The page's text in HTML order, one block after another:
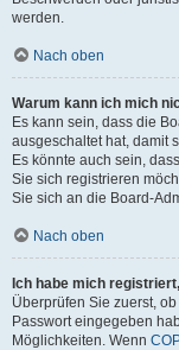
werden.
Nach oben
Warum kann ich mich
Es kann sein, dass die
ausgeschaltet hat, damit
Es könnte auch sein,
Sie sich registrieren
Sie sich an die Board-
Nach oben
Ich habe mich
Überprüfen Sie zuerst,
Passwort eingegeben
Möglichkeiten. Wenn